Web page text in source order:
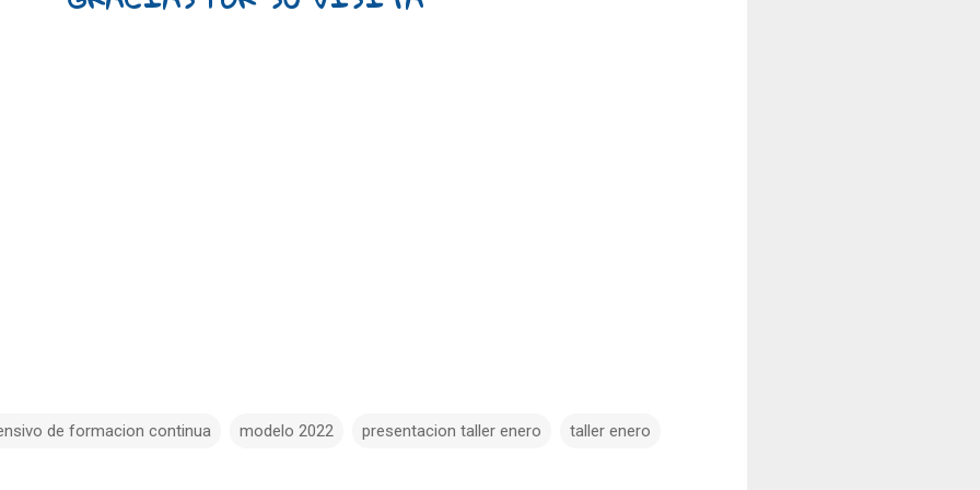
de formacion continua modelo 2022 presentacion taller enero taller enero